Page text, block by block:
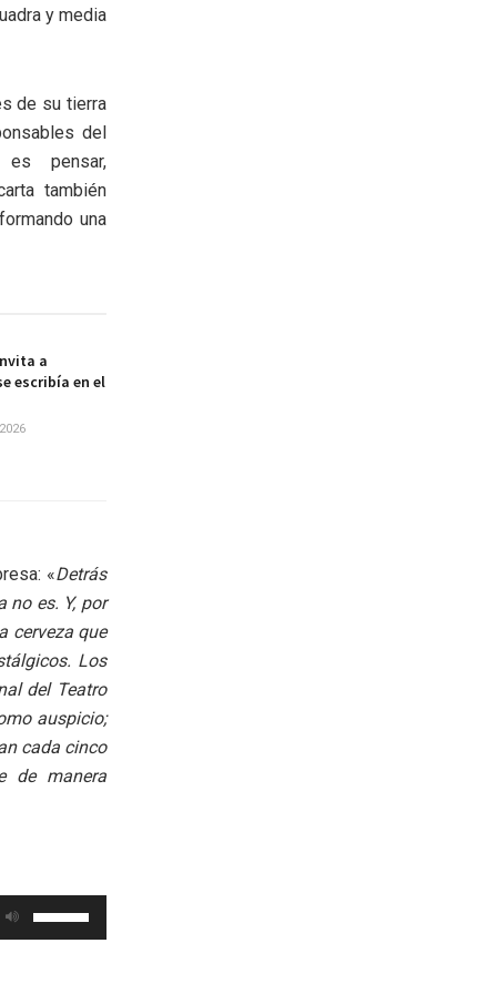
y media
de su tierra
del
es pensar,
también
una
a
escribía en el
«Detrás
no es. Y, por
cerveza que
Los
del Teatro
auspicio;
cada cinco
de manera
las